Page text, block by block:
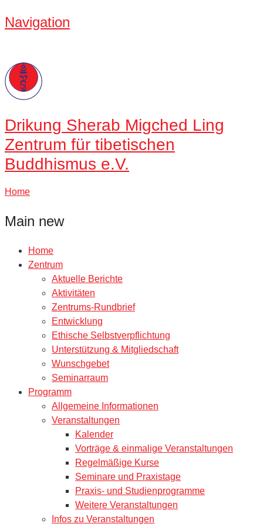
Navigation
Drikung Sherab Migched Ling
Zentrum für tibetischen
Buddhismus e.V.
Home
Main new
Home
Zentrum
Aktuelle Berichte
Aktivitäten
Zentrums-Rundbrief
Entwicklung
Ethische Selbstverpflichtung
Unterstützung & Mitgliedschaft
Wunschgebet
Seminarraum
Programm
Allgemeine Informationen
Veranstaltungen
Kalender
Vorträge & einmalige Veranstaltungen
Regelmäßige Kurse
Seminare und Praxistage
Praxis- und Studienprogramme
Weitere Veranstaltungen
Infos zu Veranstaltungen